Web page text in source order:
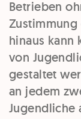
Betrieben
Zustimmung
hinaus kann
von
gestaltet
an jedem
Jugendliche